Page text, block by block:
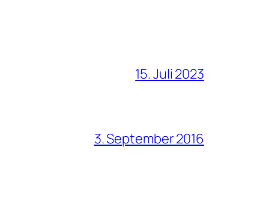
15. Juli 2023
3. September 2016